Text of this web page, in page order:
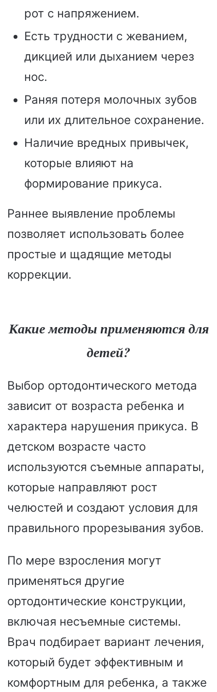
рот с напряжением.
Есть трудности с жеванием,
дикцией или дыханием через
нос.
Раняя потеря молочных зубов
или их длительное сохранение.
Наличие вредных привычек,
которые влияют на
формирование прикуса.
Раннее выявление проблемы
позволяет использовать более
простые и щадящие методы
коррекции.
Какие методы применяются для
детей?
Выбор ортодонтического метода
зависит от возраста ребенка и
характера нарушения прикуса. В
детском возрасте часто
используются съемные аппараты,
которые направляют рост
челюстей и создают условия для
правильного прорезывания зубов.
По мере взросления могут
применяться другие
ортодонтические конструкции,
включая несъемные системы.
Врач подбирает вариант лечения,
который будет эффективным и
комфортным для ребенка, а также